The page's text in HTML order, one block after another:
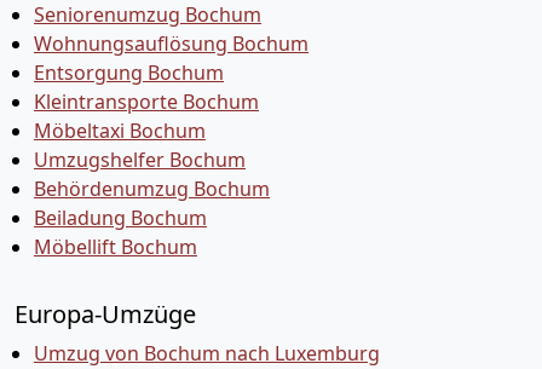
Seniorenumzug Bochum
Wohnungsauflösung Bochum
Entsorgung Bochum
Kleintransporte Bochum
Möbeltaxi Bochum
Umzugshelfer Bochum
Behördenumzug Bochum
Beiladung Bochum
Möbellift Bochum
Europa-Umzüge
Umzug von Bochum nach Luxemburg